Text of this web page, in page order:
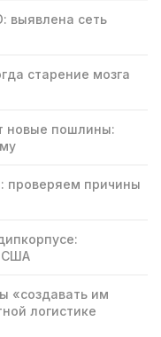
выявлена сеть
старение мозга
новые пошлины:
проверяем причины
США
«создавать им
логистике